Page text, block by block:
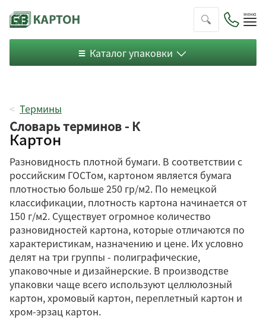
Каталог упаковки
Термины
Словарь терминов - К
Картон
Разновидность плотной бумаги. В соответствии с
российским ГОСТом, картоном является бумага
плотностью больше 250 гр/м2. По немецкой
классификации, плотность картона начинается от
150 г/м2. Существует огромное количество
разновидностей картона, которые отличаются по
характеристикам, назначению и цене. Их условно
делят на три группы - полиграфические,
упаковочные и дизайнерские. В производстве
упаковки чаще всего используют целлюлозный
картон, хромовый картон, переплетный картон и
хром-эрзац картон.